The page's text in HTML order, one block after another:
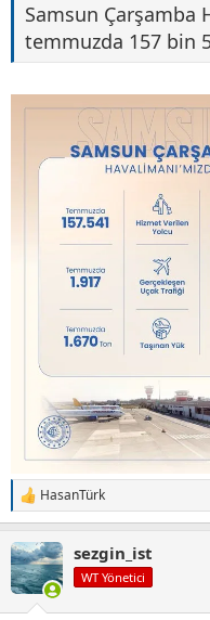
Samsun Çarşamba
temmuzda 157 bin
T
e
k
i
l
HasanTürk
sezgin_ist
WT Yönetici